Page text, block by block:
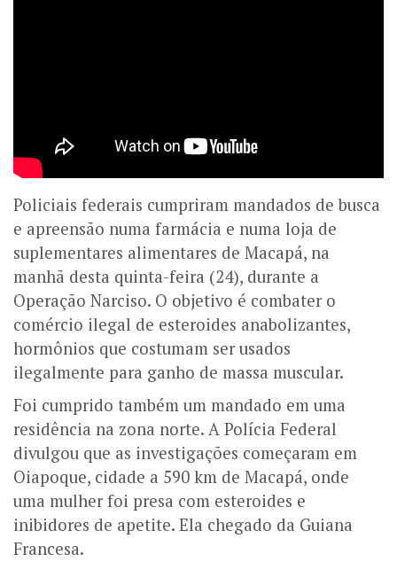
Policiais federais cumpriram mandados de busca
e apreensão numa farmácia e numa loja de
suplementares alimentares de Macapá, na
manhã desta quinta-feira (24), durante a
Operação Narciso. O objetivo é combater o
comércio ilegal de esteroides anabolizantes,
hormônios que costumam ser usados
ilegalmente para ganho de massa muscular.
Foi cumprido também um mandado em uma
residência na zona norte. A Polícia Federal
divulgou que as investigações começaram em
Oiapoque, cidade a 590 km de Macapá, onde
uma mulher foi presa com esteroides e
inibidores de apetite. Ela chegado da Guiana
Francesa.